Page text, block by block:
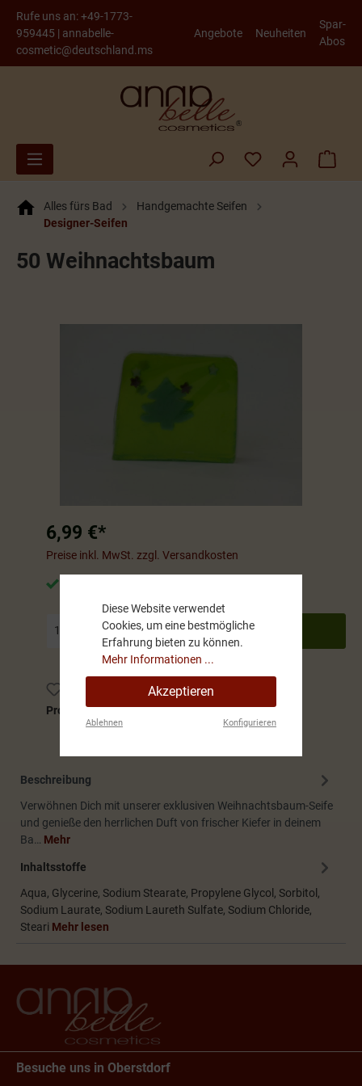
Rufe uns an:+49-1773-
959445 | annabelle-
cosmetic@deutschland.ms
Angebote Neuheiten
Spar-
Abos
Alles fürs Bad
Handgemachte Seifen
Designer-Seifen
50 Weihnachtsbaum
6,99 €*
Preise inkl. MwSt. zzgl. Versandkosten
Sofort verfügbar, Lieferzeit: 5-10 Werktage
In den Warenkorb
Zum Merkzettel hinzufügen
Produktnummer:1240
Beschreibung
Verwöhnen Dich mit unserer exklusiven Weihnachtsbaum-Seife
und genieße den herrlichen Duft von frischer Kiefer in deinem
Ba… Mehr
Inhaltsstoffe
Aqua, Glycerine, Sodium Stearate, Propylene Glycol, Sorbitol,
Sodium Laurate, Sodium Laureth Sulfate, Sodium Chloride,
Steari Mehr lesen
Besuche uns in Oberstdorf
Diese Website verwendet
Cookies, um eine bestmögliche
Erfahrung bieten zu können.
Mehr Informationen ...
Akzeptieren
Ablehnen Konfigurieren